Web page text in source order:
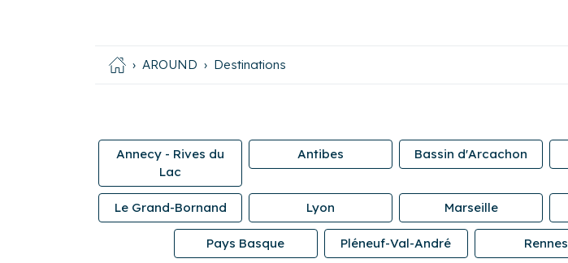
AROUND Destinations
Annecy - Rives du
Lac
Antibes Bassin d'Arcachon
Le Grand-Bornand Lyon Marseille
Pays Basque Pléneuf-Val-André Rennes